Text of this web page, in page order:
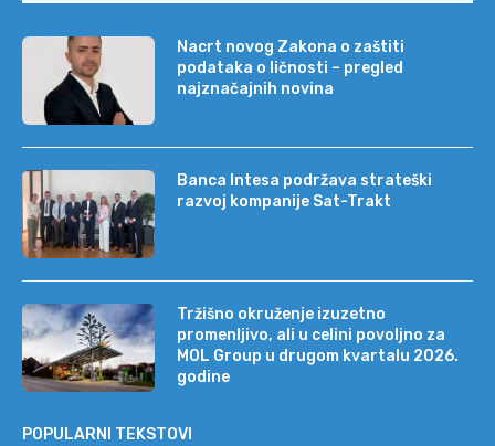
Nacrt novog Zakona o zaštiti
podataka o ličnosti – pregled
najznačajnih novina
Banca Intesa podržava strateški
razvoj kompanije Sat-Trakt
Tržišno okruženje izuzetno
promenljivo, ali u celini povoljno za
MOL Group u drugom kvartalu 2026.
godine
POPULARNI TEKSTOVI